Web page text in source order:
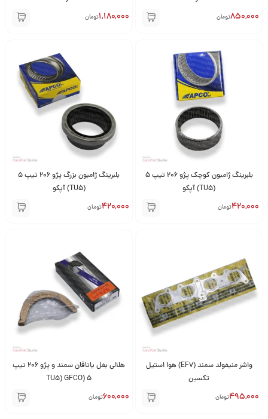
850,000تومان 1,180,000تومان
بلبرینگ ژامبون کوچک پژو 206 تیپ 5
(TU5) آپکو
420,000تومان
بلبرینگ ژامبون بزرگ پژو 206 تیپ 5
(TU5) آپکو
420,000تومان
واشر منیفولد سمند (EF7) هوا استیل
تکسین
495,000تومان
هلالی بغل یاتاقان سمند و پژو 206 تیپ
5 (TU5) GFCO
600,000تومان